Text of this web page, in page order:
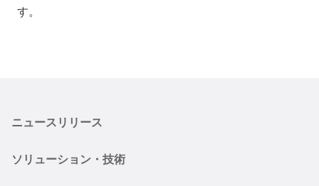
す。
ニュースリリース
ソリューション・技術